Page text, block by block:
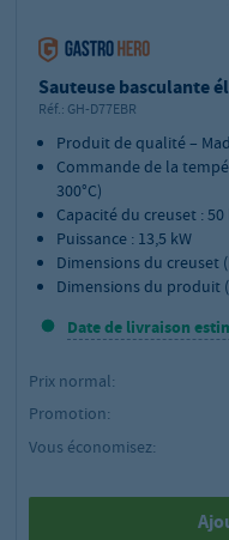
Sauteuse basculante
Réf.: GH-D77EBR
Produit de qualité –
Commande de la
300°C)
Capacité du creuset :
Puissance : 13,5 kW
Dimensions du creuset
Dimensions du produit
Date de livraison
Prix normal:
Promotion:
Vous économisez: